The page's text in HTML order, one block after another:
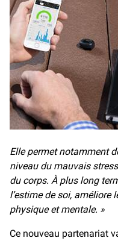
Elle permet notamment
niveau du mauvais
du corps. À plus long
l’estime de soi,
physique et mentale. »
Ce nouveau partenariat